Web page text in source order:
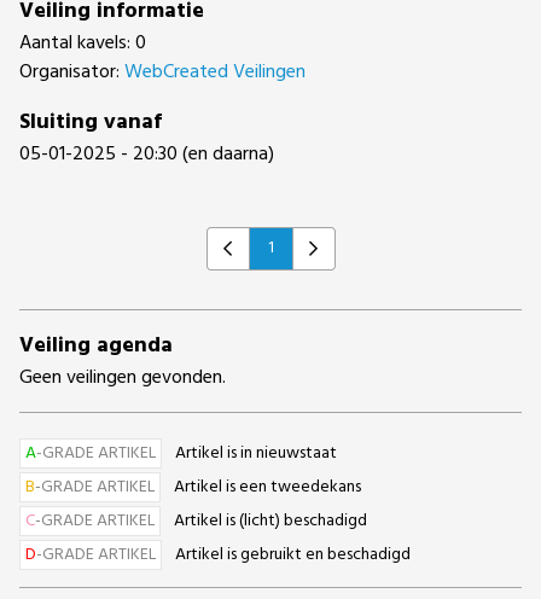
Veiling informatie
Aantal kavels: 0
Organisator:WebCreated Veilingen
Sluiting vanaf
05-01-2025 - 20:30 (en daarna)
Previous
1 Next
Veiling agenda
Geen veilingen gevonden.
A-GRADE ARTIKEL
Artikel is in nieuwstaat
B-GRADE ARTIKEL
Artikel is een tweedekans
C-GRADE ARTIKEL
Artikel is (licht) beschadigd
D-GRADE ARTIKEL Artikel is gebruikt en beschadigd